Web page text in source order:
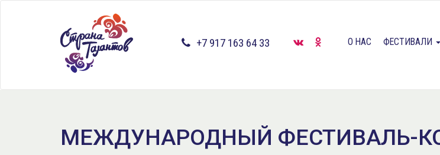
+7 917 163 64 33 О НАС ФЕСТИВАЛИ
МЕЖДУНАРОДНЫЙ ФЕСТИВАЛЬ-